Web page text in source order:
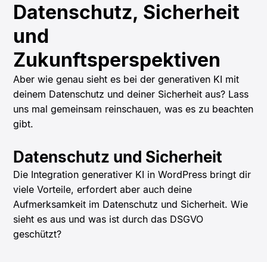
Datenschutz, Sicherheit
und
Zukunftsperspektiven
Aber wie genau sieht es bei der generativen KI mit
deinem Datenschutz und deiner Sicherheit aus? Lass
uns mal gemeinsam reinschauen, was es zu beachten
gibt.
Datenschutz und Sicherheit
Die Integration generativer KI in WordPress bringt dir
viele Vorteile, erfordert aber auch deine
Aufmerksamkeit im Datenschutz und Sicherheit. Wie
sieht es aus und was ist durch das DSGVO
geschützt?